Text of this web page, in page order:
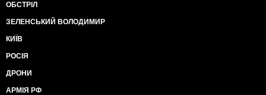
ОБСТРІЛ
ЗЕЛЕНСЬКИЙ ВОЛОДИМИР
КИЇВ
РОСІЯ
ДРОНИ
АРМІЯ РФ